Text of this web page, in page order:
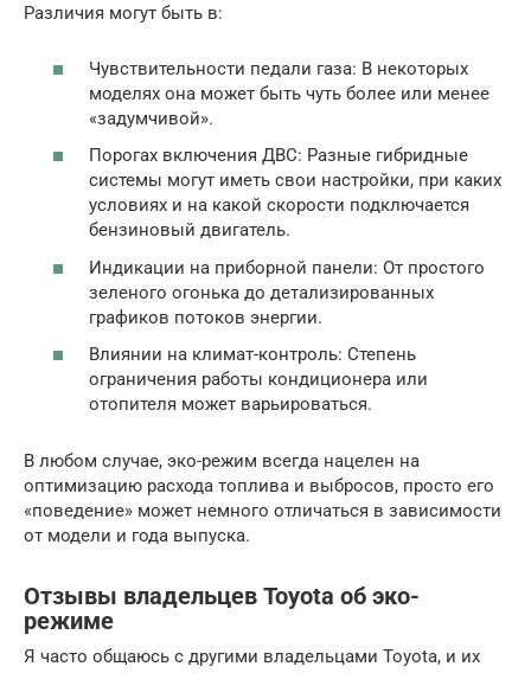
Различия могут быть в:
Чувствительности педали газа: В некоторых
моделях она может быть чуть более или менее
«задумчивой».
Порогах включения ДВС: Разные гибридные
системы могут иметь свои настройки, при каких
условиях и на какой скорости подключается
бензиновый двигатель.
Индикации на приборной панели: От простого
зеленого огонька до детализированных
графиков потоков энергии.
Влиянии на климат-контроль: Степень
ограничения работы кондиционера или
отопителя может варьироваться.
В любом случае, эко-режим всегда нацелен на
оптимизацию расхода топлива и выбросов, просто его
«поведение» может немного отличаться в зависимости
от модели и года выпуска.
Отзывы владельцев Toyota об эко-
режиме
Я часто общаюсь с другими владельцами Toyota, и их